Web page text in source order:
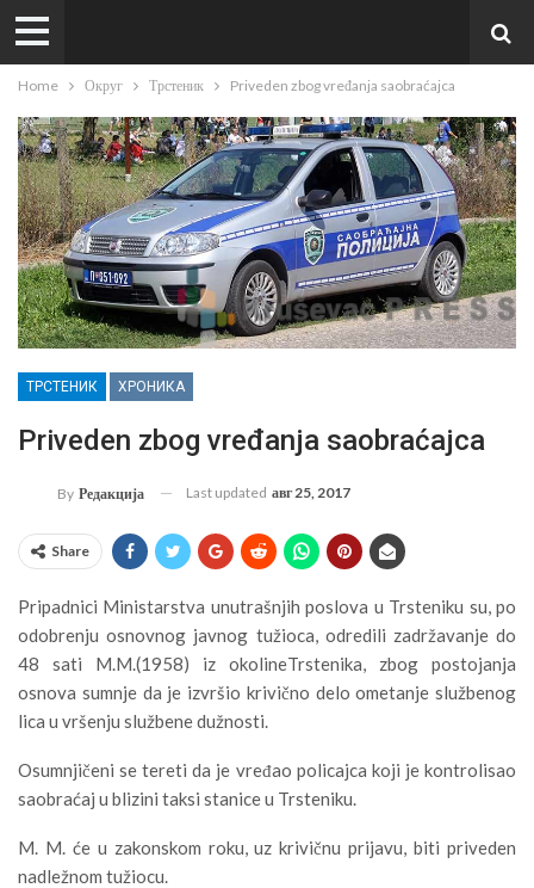
Home Округ Трстеник Priveden zbog vređanja saobraćajca
ТРСТЕНИК ХРОНИКА
Priveden zbog vređanja saobraćajca
By Редакција Last updated авг 25, 2017
Share
Pripadnici Ministarstva unutrašnjih poslova u Trsteniku su, po
odobrenju osnovnog javnog tužioca, odredili zadržavanje do
48 sati M.M.(1958) iz okolineTrstenika, zbog postojanja
osnova sumnje da je izvršio krivično delo ometanje službenog
lica u vršenju službene dužnosti.
Osumnjičeni se tereti da je vređao policajca koji je kontrolisao
saobraćaj u blizini taksi stanice u Trsteniku.
M. M. će u zakonskom roku, uz krivičnu prijavu, biti priveden
nadležnom tužiocu.